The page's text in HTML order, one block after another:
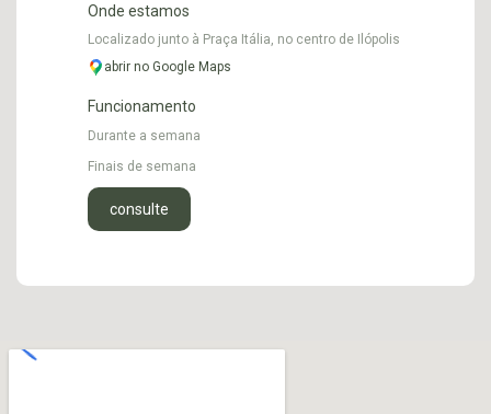
Onde estamos
Localizado junto à Praça Itália, no centro de Ilópolis
abrir no Google Maps
Funcionamento
Durante a semana
Finais de semana
consulte